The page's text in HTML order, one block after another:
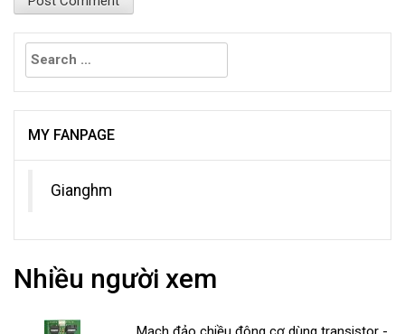
Search
for:
MY FANPAGE
Gianghm
Nhiều người xem